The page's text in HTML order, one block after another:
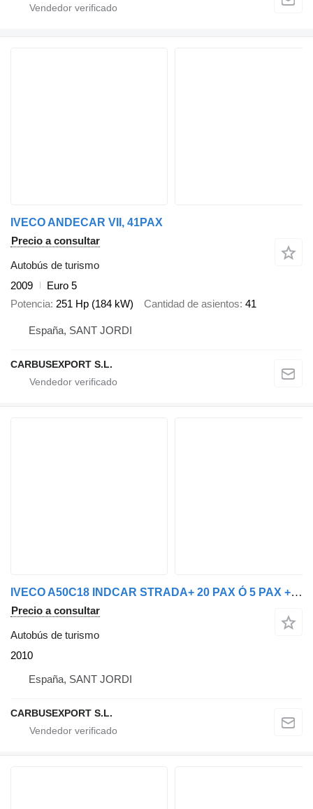
IVECO ANDECAR VII, 41PAX
Precio a consultar
Autobús de turismo
2009
Euro 5
Potencia 251 Hp (184 kW) Cantidad de asientos 41
España, SANT JORDI
CARBUSEXPORT S.L.
IVECO A50C18 INDCAR STRADA+ 20 PAX Ó 5 PAX +4 PMR 2009
Precio a consultar
Autobús de turismo
2010
España, SANT JORDI
CARBUSEXPORT S.L.